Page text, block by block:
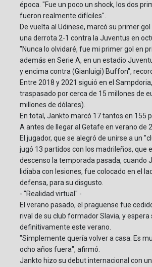
época. "Fue un poco un shock, los dos
fueron realmente difíciles".
De vuelta al Udinese, marcó su primer
una derrota 2-1 contra la Juventus en
"Nunca lo olvidaré, fue mi primer gol en
además en Serie A, en un estadio
y encima contra (Gianluigi) Buffon",
Entre 2018 y 2021 siguió en el
traspasado por cerca de 15 millones de
millones de dólares).
En total, Jankto marcó 17 tantos en 155
A antes de llegar al Getafe en verano de
El jugador, que se alegró de unirse a un
jugó 13 partidos con los madrileños, que
descenso la temporada pasada, cuando
lidiaba con lesiones, fue colocado en el
defensa, para su disgusto.
- "Realidad virtual" -
El verano pasado, el praguense fue
rival de su club formador Slavia, y
definitivamente este verano.
"Simplemente quería volver a casa. Es
ocho años fuera", afirmó.
Jankto hizo su debut internacional con